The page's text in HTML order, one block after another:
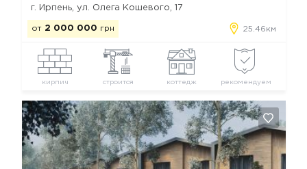
г. Ирпень, ул. Олега Кошевого, 17
от 2 000 000 грн 25.46км
кирпич строится коттедж рекомендуем